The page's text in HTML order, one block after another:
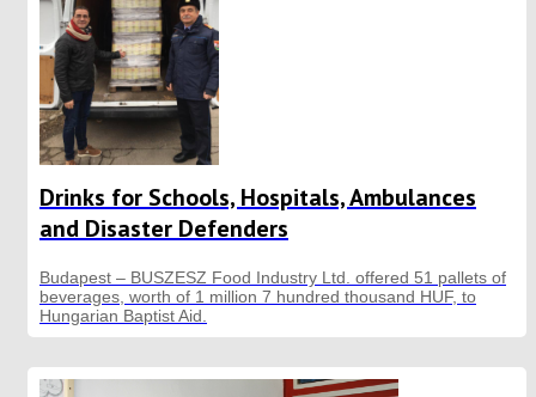
Drinks for Schools, Hospitals, Ambulances
and Disaster Defenders
Budapest – BUSZESZ Food Industry Ltd. offered 51 pallets of
beverages, worth of 1 million 7 hundred thousand HUF, to
Hungarian Baptist Aid.